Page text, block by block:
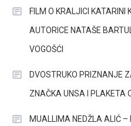
FILM O KRALJICI
AUTORICE NATAŠE
VOGOŠĆI
DVOSTRUKO PRIZNANJE
ZNAČKA UNSA I PLAKETA
MUALLIMA NEDŽLA ALIĆ